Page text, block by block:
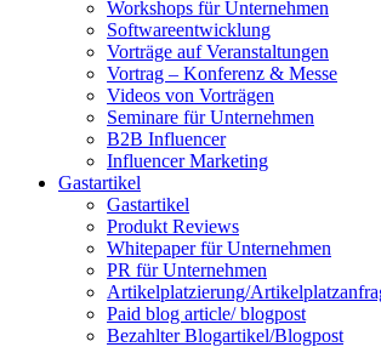
Workshops für Unternehmen
Softwareentwicklung
Vorträge auf Veranstaltungen
Vortrag – Konferenz & Messe
Videos von Vorträgen
Seminare für Unternehmen
B2B Influencer
Influencer Marketing
Gastartikel
Gastartikel
Produkt Reviews
Whitepaper für Unternehmen
PR für Unternehmen
Artikelplatzierung/
Paid blog article/ blogpost
Bezahlter Blogartikel/Blogpost